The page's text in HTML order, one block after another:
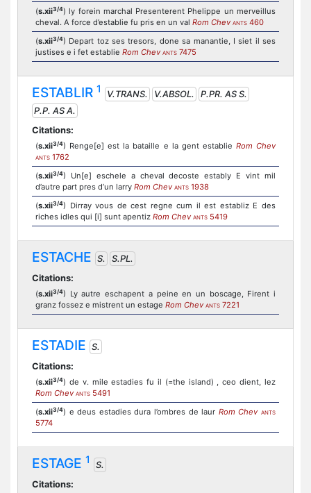
(s.xii3/4) ly forein marchal Presenterent Phelippe un merveillus
cheval. A force d’establie fu pris en un val Rom Chev ANTS 460
(s.xii3/4) Depart toz ses tresors, done sa manantie, I siet il ses
justises e i fet establie Rom Chev ANTS 7475
ESTABLIR 1 V.TRANS. V.ABSOL.
P.PR. AS S.
P.P. AS A.
Citations:
(s.xii3/4) Renge[e] est la bataille e la gent establie Rom Chev
ANTS 1762
(s.xii3/4) Un[e] eschele a cheval decoste estably E vint mil
d’autre part pres d’un larry Rom Chev ANTS 1938
(s.xii3/4) Dirray vous de cest regne cum il est establiz E des
riches idles qui [i] sunt apentiz Rom Chev ANTS 5419
ESTACHE S.
S.PL.
Citations:
(s.xii3/4) Ly autre eschapent a peine en un boscage, Firent i
granz fossez e mistrent un estage Rom Chev ANTS 7221
ESTADIE S.
Citations:
(s.xii3/4) de v. mile estadies fu il (=the island) , ceo dient, lez
Rom Chev ANTS 5491
(s.xii3/4) e deus estadies dura l’ombres de laur Rom Chev ANTS
5774
ESTAGE 1
S.
Citations: